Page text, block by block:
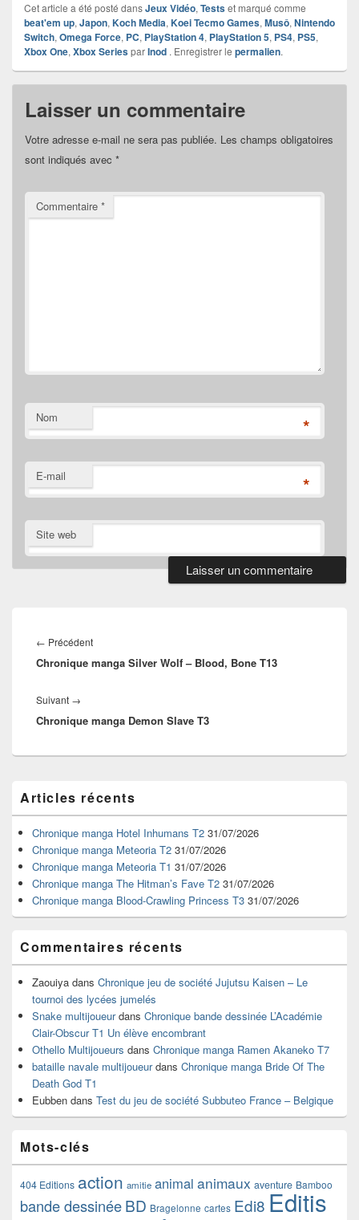
Cet article a été posté dansJeux Vidéo, Testset marqué comme
beat'em up, Japon, Koch Media, Koei Tecmo Games, Musô, Nintendo
Switch, Omega Force, PC, PlayStation 4, PlayStation 5, PS4, PS5,
Xbox One, Xbox SeriesparInod . Enregistrer le permalien.
Laisser un commentaire
Votre adresse e-mail ne sera pas publiée. Les champs obligatoires
sont indiqués avec *
Commentaire *
Nom *
E-mail *
Site web
de
l’article
← PrécédentArticle
précédent :
Chronique manga Silver Wolf – Blood, Bone T13
Suivant →
suivant :
Chronique manga Demon Slave T3
principale
de
widget
pour
barre
latérale
Articles récents
Chronique manga Hotel Inhumans T2 31/07/2026
Chronique manga Meteoria T2 31/07/2026
Chronique manga Meteoria T1 31/07/2026
Chronique manga The Hitman’s Fave T2 31/07/2026
Chronique manga Blood-Crawling Princess T3 31/07/2026
Commentaires récents
Zaouiya dans Chronique jeu de société Jujutsu Kaisen – Le
tournoi des lycées jumelés
Snake multijoueurdans Chronique bande dessinée L’Académie
Clair-Obscur T1 Un élève encombrant
Othello Multijoueurs dans Chronique manga Ramen Akaneko T7
bataille navale multijoueurdans Chronique manga Bride Of The
Death God T1
Eubben dans Test du jeu de société Subbuteo France – Belgique
Mots-clés
404 Editions action amitie animal animaux aventure Bamboo
bande dessinéeBD Bragelonne cartes Edi8 Editis